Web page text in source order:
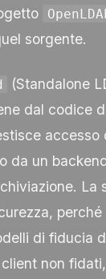
sorgente.
(Standalone
dal codice
accesso
da un
La
di fiducia
non